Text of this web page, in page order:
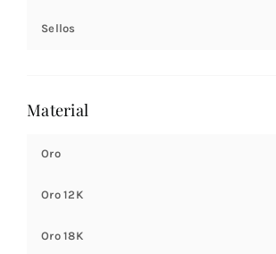
Sellos
Material
Oro
Oro 12K
Oro 18K